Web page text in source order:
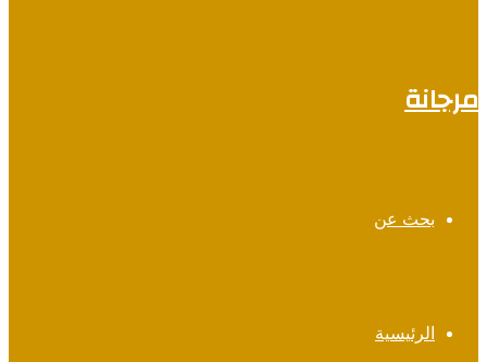
مرجانة
بحث عن
الرئيسية